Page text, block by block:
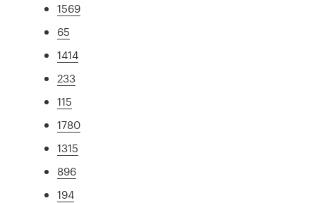
1569
65
1414
233
115
1780
1315
896
194